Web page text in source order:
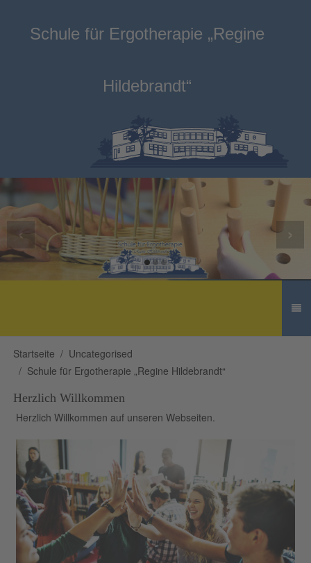
Schule für Ergotherapie „Regine
Hildebrandt“
›
‹
Startseite
Uncategorised
Schule für Ergotherapie „Regine Hildebrandt“
Herzlich Willkommen
Herzlich Willkommen auf unseren Webseiten.